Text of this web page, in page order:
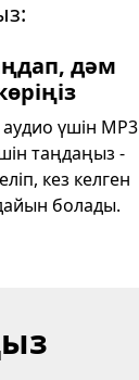
дәм
үшін MP3
таңдаңыз -
кез келген
болады.